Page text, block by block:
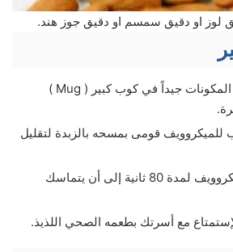
لوز او دقيق سمسم او دقيق جوز هند.
قومي بخلط جميع المكونات جيداً في كوب كبير ( Mug )
قومى بمسحه بالزبدة لتقليل
أَدخلى الطبق الميكروويف لمدة 80 ثانية إلى أن يتماسك
مع أسرتك بطعمه الصحي اللذيذ.